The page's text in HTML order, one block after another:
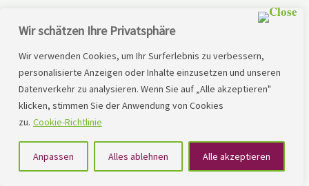
Wir schätzen Ihre Privatsphäre
Wir verwenden Cookies, um Ihr Surferlebnis zu verbessern,
personalisierte Anzeigen oder Inhalte einzusetzen und unseren
Datenverkehr zu analysieren. Wenn Sie auf „Alle akzeptieren"
klicken, stimmen Sie der Anwendung von Cookies
zu. Cookie-Richtlinie
Anpassen Alles ablehnen Alle akzeptieren
Rechtschreibschwierigkeiten
Was ist LRS und wie kann Mio Lindner helfen?Lese- und
Rechtschreibschwierigkeiten (LRS) sind eine
Herausforderung für viele Kinder und können zu
Frustration und geringem Selbstbewusstsein führen.
Mio Lindner ist ein erfahrener Therapeut, der sich auf die
Beratung von Eltern und die Unterstützung von Kindern
mit LRS spezialisiert hat. Mit seiner